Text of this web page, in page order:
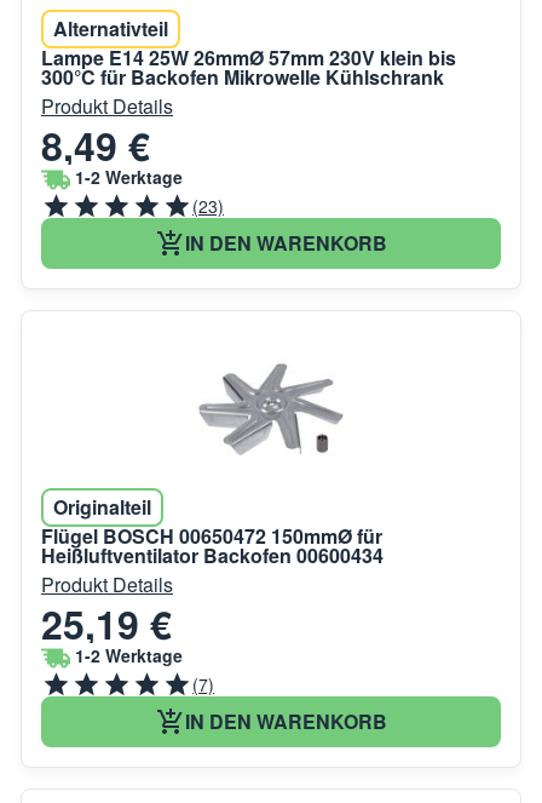
Alternativteil
Lampe E14 25W 26mmØ 57mm 230V klein bis
300°C für Backofen Mikrowelle Kühlschrank
Produkt Details
8,49 €
1-2 Werktage
(23)
IN DEN WARENKORB
Originalteil
Flügel BOSCH 00650472 150mmØ für
Heißluftventilator Backofen 00600434
Produkt Details
25,19 €
1-2 Werktage
(7)
IN DEN WARENKORB